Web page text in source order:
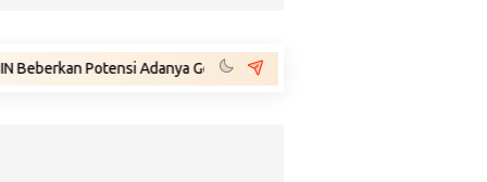
Adanya Gejolak Agustus 2026: Masuk Fase Krisis, Tinggal